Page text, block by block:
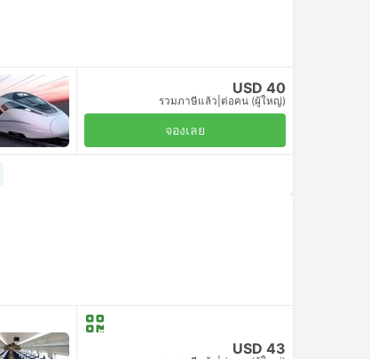
USD 40
รวมภาษีแล้ว ต่อคน (ผู้ใหญ่)
จองเลย
USD 43